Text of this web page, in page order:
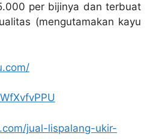
per bijinya dan terbuat
(mengutamakan kayu
jual-lispalang-ukir-